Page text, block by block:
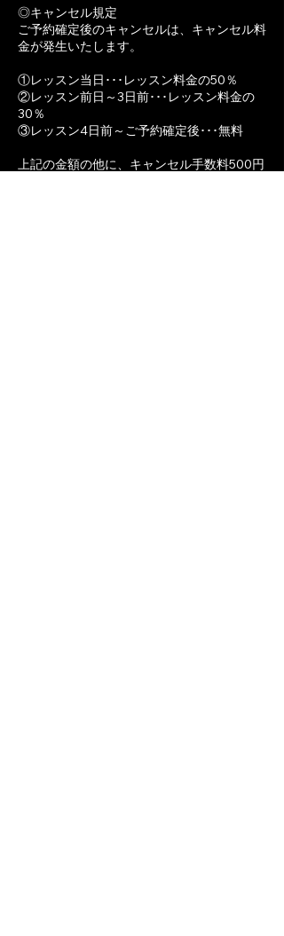
◎キャンセル規定
ご予約確定後のキャンセルは、キャンセル料
金が発生いたします。
①レッスン当日･･･レッスン料金の50％
②レッスン前日～3日前･･･レッスン料金の
30％
③レッスン4日前～ご予約確定後･･･無料
上記の金額の他に、キャンセル手数料500円